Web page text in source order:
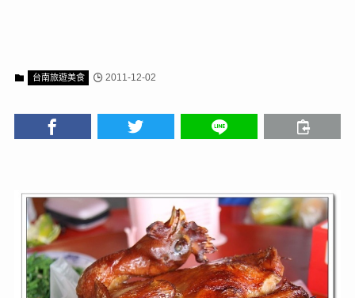
台南旅遊美食 2011-12-02